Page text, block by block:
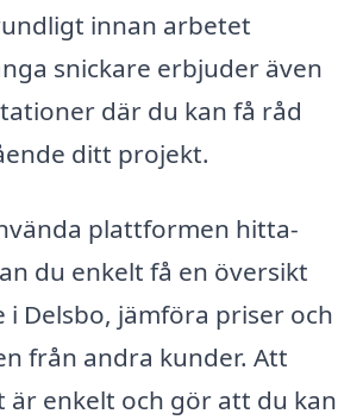
innan arbetet
snickare erbjuder även
där du kan få råd
ditt projekt.
plattformen hitta-
du enkelt få en översikt
i Delsbo, jämföra priser och
från andra kunder. Att
är enkelt och gör att du kan